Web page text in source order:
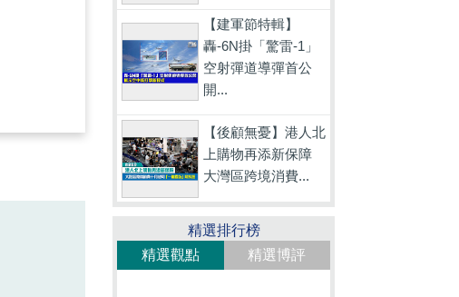
【建軍節特輯】
轟-6N掛「驚雷-1」
空射彈道導彈首公
開...
【後顧無憂】港人北
上購物再添新保障
大灣區跨境消費...
精選排行榜
精選觀點
精選博評